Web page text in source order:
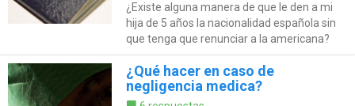
¿Existe alguna manera de que le den a mi
hija de 5 años la nacionalidad española sin
que tenga que renunciar a la americana?
¿Qué hacer en caso de
negligencia medica?